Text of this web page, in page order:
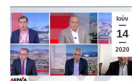
Ιούν
14
2020